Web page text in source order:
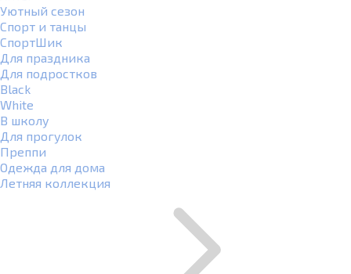
Уютный сезон
Спорт и танцы
СпортШик
Для праздника
Для подростков
Black
White
В школу
Для прогулок
Преппи
Одежда для дома
Летняя коллекция